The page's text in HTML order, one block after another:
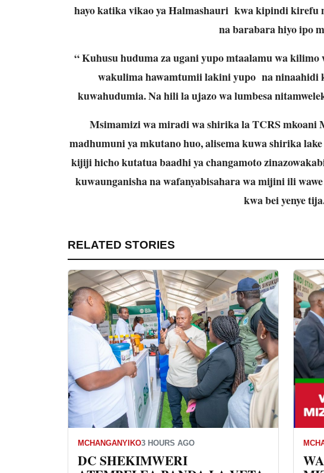
hayo katika vikao ya Halmashauri kwa kipindi kirefu
na barabara hiyo ipo
“ Kuhusu huduma za ugani yupo mtaalamu wa
wakulima hawamtumii lakini yupo na ninaahidi
kuwahudumia. Na hili la ujazo wa lumbesa
Msimamizi wa miradi wa shirika la TCRS mkoani
madhumuni ya mkutano huo, alisema kuwa shirika
kijiji hicho kutatua baadhi ya changamoto
kuwaunganisha na wafanyabisahara wa mijini ili
kwa bei yenye
RELATED STORIES
MCHANGANYIKO3 HOURS AGO
DC SHEKIMWERI